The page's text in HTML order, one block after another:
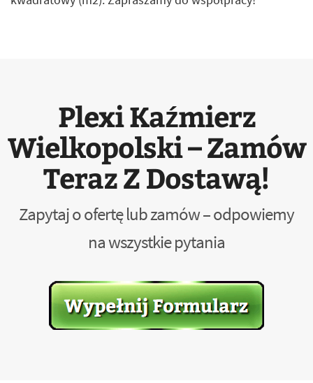
Plexi Kaźmierz
Wielkopolski – Zamów
Teraz Z Dostawą!
Zapytaj o ofertę lub zamów – odpowiemy
na wszystkie pytania